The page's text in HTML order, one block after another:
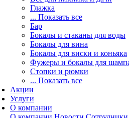
Глажка
... Показать все
Бар
Бокалы и стаканы для воды
Бокалы для вина
Бокалы для виски и коньяка
Фужеры и бокалы для
Стопки и рюмки
... Показать все
Акции
Услуги
О компании